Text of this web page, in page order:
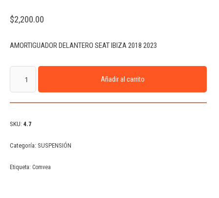
$2,200.00
AMORTIGUADOR DELANTERO SEAT IBIZA 2018 2023
Añadir al carrito
SKU: 4.7
Categoría: SUSPENSIÓN
Etiqueta: Comvea